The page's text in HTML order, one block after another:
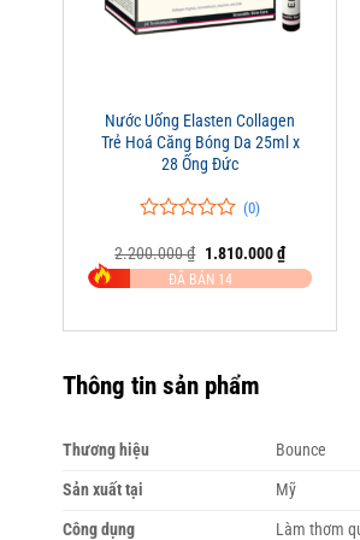
Nước Uống Elasten Collagen
Trẻ Hoá Căng Bóng Da 25ml x
28 Ống Đức
trên
5
đánh
(0)
2.200.000₫ Giá
gốc
là:
1.810.000₫Giá
hiện
tại
ĐÃ BÁN 14
Thông tin sản phẩm
Thương hiệu
Bounce
Sản xuất tại
Mỹ
Công dụng
Làm thơm